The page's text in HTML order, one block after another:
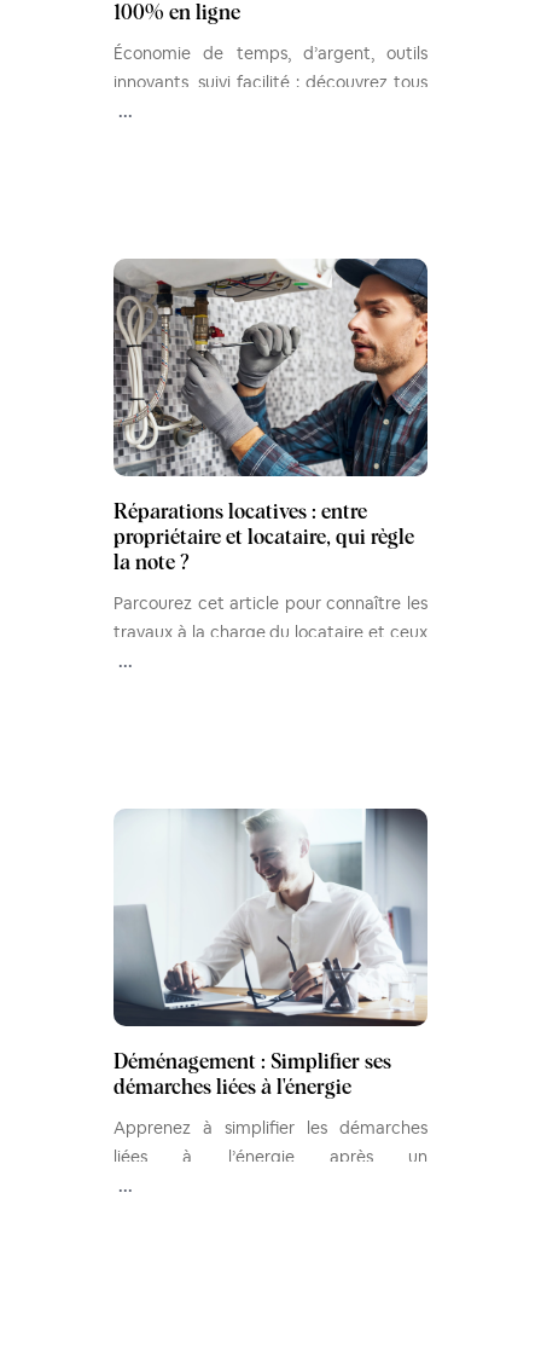
100% en ligne
Économie de temps, d’argent, outils
innovants, suivi facilité : découvrez tous
les avantages de la gestion locative à
...
Réparations locatives : entre
propriétaire et locataire, qui règle
la note ?
Parcourez cet article pour connaître les
travaux à la charge du locataire et ceux
qui doivent être pris en charge par le
...
Déménagement : Simplifier ses
démarches liées à l'énergie
Apprenez à simplifier les démarches
liées à l’énergie après un
déménagement. Ouvrir le compteur,
...